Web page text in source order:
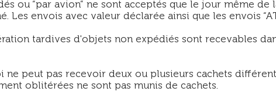
ou “par avion” ne sont acceptés que le jour même
Les envois avec valeur déclarée ainsi que les envois
tardives d'objets non expédiés sont recevables
ne peut pas recevoir deux ou plusieurs cachets
oblitérées ne sont pas munis de cachets.